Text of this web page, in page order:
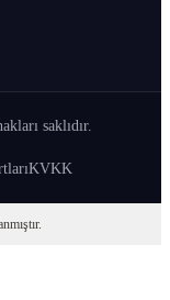
saklıdır.
KVKK